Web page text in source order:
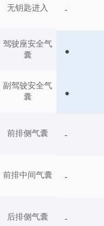
无钥匙进入
驾驶座安全气
囊
副驾驶安全气
囊
前排侧气囊
前排中间气囊
后排侧气囊
-
●
●
-
-
-